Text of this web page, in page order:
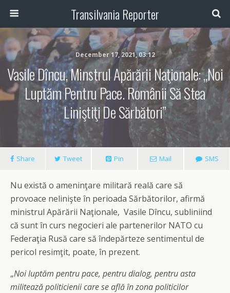
Transilvania Reporter
December 17, 2021, 03:12
Vasile Dîncu, Minstrul Apărării Naţionale: „Noi
Luptăm Pentru Pace. Românii Să Stea
Liniştiţi De Sărbători”
Share Tweet Pin Mail SMS
Nu există o ameninţare militară reală care să
provoace nelinişte în perioada Sărbătorilor, afirmă
ministrul Apărării Naţionale, Vasile Dîncu, subliniind
că sunt în curs negocieri ale partenerilor NATO cu
Federaţia Rusă care să îndepărteze sentimentul de
pericol resimţit, poate, în prezent.
„Noi luptăm pentru pace, pentru dialog, pentru asta
militează politicienii care se află în zona politicilor